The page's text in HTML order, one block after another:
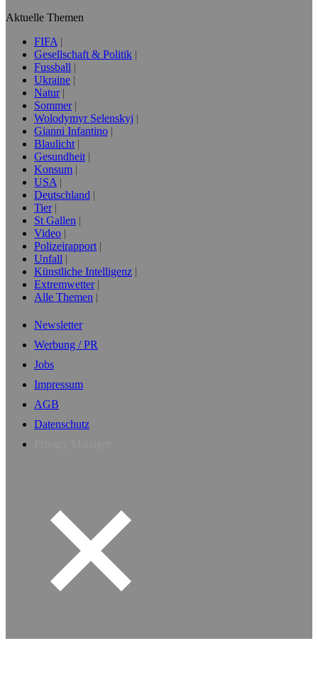
Aktuelle Themen
FIFA
Gesellschaft & Politik
Fussball
Ukraine
Natur
Sommer
Wolodymyr Selenskyj
Gianni Infantino
Blaulicht
Gesundheit
Konsum
USA
Deutschland
Tier
St Gallen
Video
Polizeirapport
Unfall
Künstliche Intelligenz
Extremwetter
Alle Themen
Newsletter
Werbung / PR
Jobs
Impressum
AGB
Datenschutz